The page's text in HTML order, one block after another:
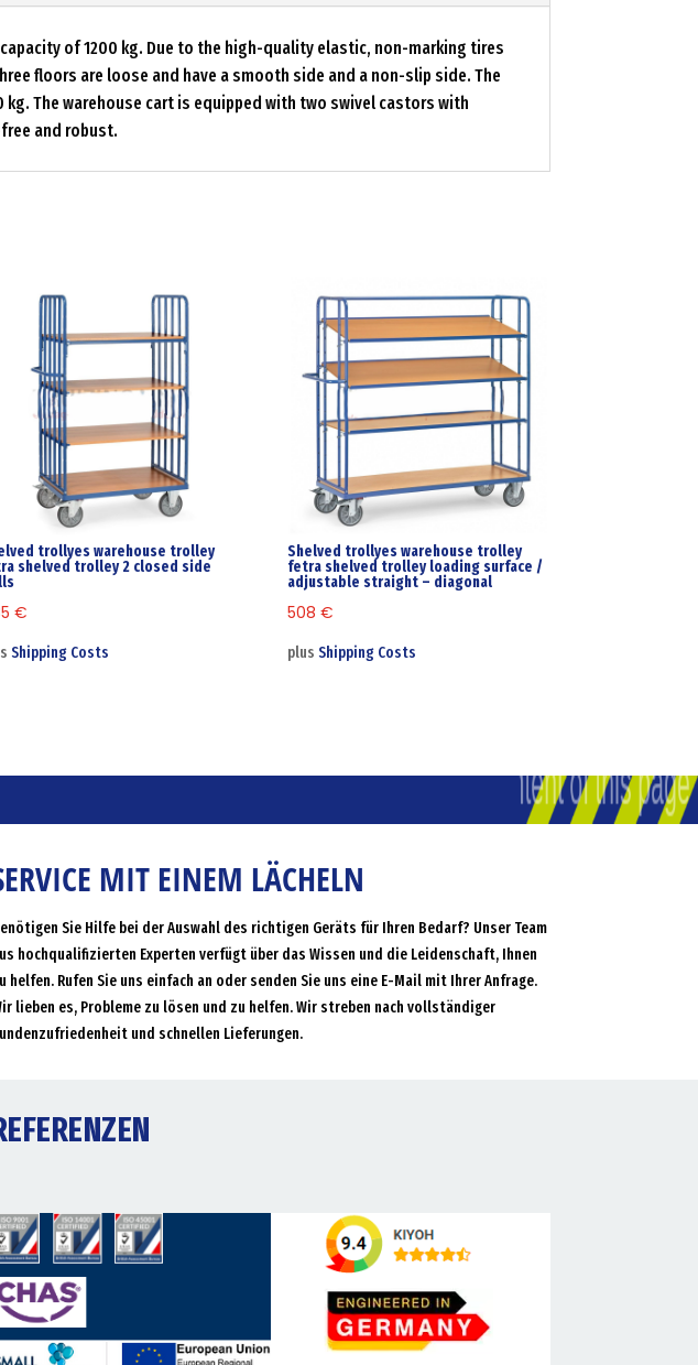
of 1200 kg. Due to the high-quality elastic, non-marking tires
floors are loose and have a smooth side and a non-slip side. The
The warehouse cart is equipped with two swivel castors with
and robust.
trollyes warehouse trolley
shelved trolley 2 closed side
€
Shipping Costs
Shelved trollyes warehouse trolley
fetra shelved trolley loading surface /
adjustable straight – diagonal
508€
plusShipping Costs
MIT EINEM LÄCHELN
Sie Hilfe bei der Auswahl des richtigen Geräts für Ihren Bedarf? Unser Team
hochqualifizierten Experten verfügt über das Wissen und die Leidenschaft, Ihnen
helfen. Rufen Sie uns einfach an oder senden Sie uns eine E-Mail mit Ihrer Anfrage.
lieben es, Probleme zu lösen und zu helfen. Wir streben nach vollständiger
und schnellen Lieferungen.